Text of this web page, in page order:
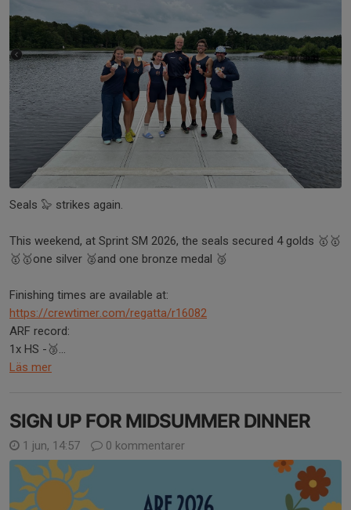
Seals 🦭 strikes again.
This weekend, at Sprint SM 2026, the seals secured 4 golds 🥇🥇
🥇🥇one silver 🥈and one bronze medal 🥉
Finishing times are available at:
https://crewtimer.com/regatta/r16082
ARF record:
1x HS -🥉...
Läs mer
SIGN UP FOR MIDSUMMER DINNER
1 jun, 14:57 0 kommentarer